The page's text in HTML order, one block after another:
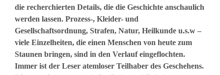
die recherchierten Details, die die Geschichte anschaulich
werden lassen. Prozess-, Kleider- und
Gesellschaftsordnung, Strafen, Natur, Heilkunde u.s.w –
viele Einzelheiten, die einen Menschen von heute zum
Staunen bringen, sind in den Verlauf eingeflochten.
Immer ist der Leser atemloser Teilhaber des Geschehens.